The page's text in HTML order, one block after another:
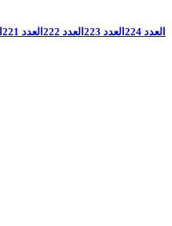
العدد 224 العدد 223 العدد 222 العدد 221